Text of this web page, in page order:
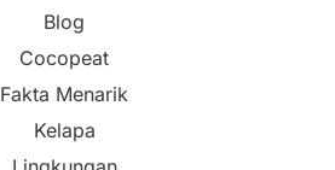
Blog
Cocopeat
Fakta Menarik
Kelapa